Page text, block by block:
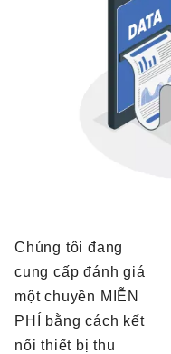
Chúng tôi đang
cung cấp đánh giá
một chuyền MIỄN
PHÍ bằng cách kết
nối thiết bị thu